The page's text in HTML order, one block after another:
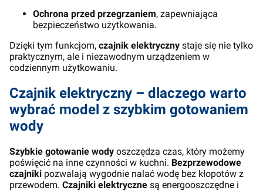
Ochrona przed przegrzaniem, zapewniająca
bezpieczeństwo użytkowania.
Dzięki tym funkcjom, czajnik elektryczny staje się nie tylko
praktycznym, ale i niezawodnym urządzeniem w
codziennym użytkowaniu.
Czajnik elektryczny – dlaczego warto
wybrać model z szybkim gotowaniem
wody
Szybkie gotowanie wody oszczędza czas, który możemy
poświęcić na inne czynności w kuchni. Bezprzewodowe
czajniki pozwalają wygodnie nalać wodę bez kłopotów z
przewodem. Czajniki elektryczne są energooszczędne i